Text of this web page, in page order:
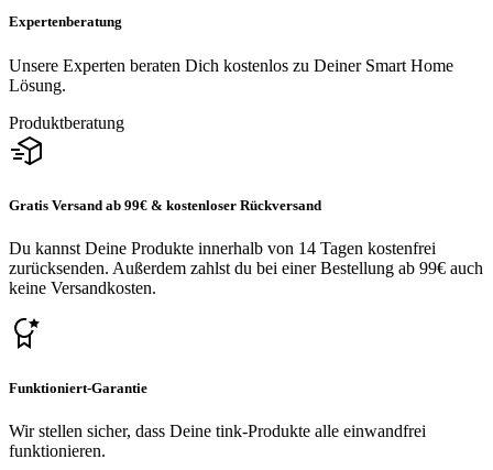
Expertenberatung
Unsere Experten beraten Dich kostenlos zu Deiner Smart Home
Lösung.
Produktberatung
Gratis Versand ab 99€ & kostenloser Rückversand
Du kannst Deine Produkte innerhalb von 14 Tagen kostenfrei
zurücksenden. Außerdem zahlst du bei einer Bestellung ab 99€ auch
keine Versandkosten.
Funktioniert-Garantie
Wir stellen sicher, dass Deine tink-Produkte alle einwandfrei
funktionieren.